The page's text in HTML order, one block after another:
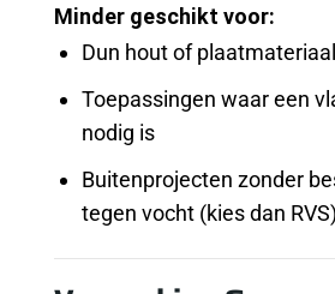
Minder geschikt voor:
Dun hout of plaatmateriaal
Toepassingen waar een
nodig is
Buitenprojecten zonder
tegen vocht (kies dan RVS)